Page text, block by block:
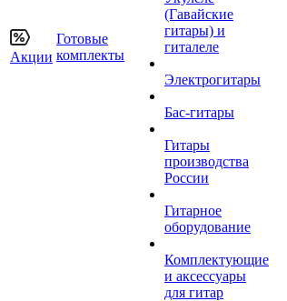
Акции
Готовые
комплекты
(Гавайские
гитары) и
гиталеле
Электрогитары
Бас-гитары
Гитары
производства
России
Гитарное
оборудование
Комплектующие
и аксессуары
для гитар